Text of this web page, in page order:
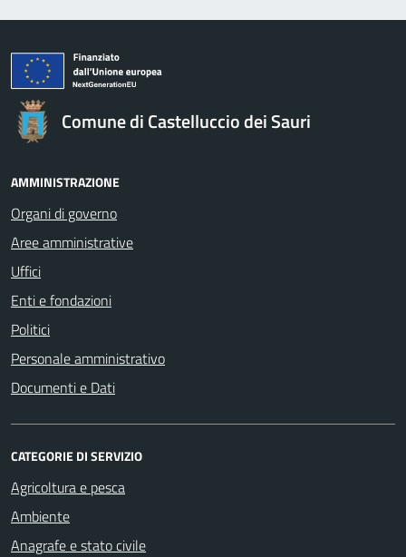
Comune di Castelluccio dei Sauri
AMMINISTRAZIONE
Organi di governo
Aree amministrative
Uffici
Enti e fondazioni
Politici
Personale amministrativo
Documenti e Dati
CATEGORIE DI SERVIZIO
Agricoltura e pesca
Ambiente
Anagrafe e stato civile